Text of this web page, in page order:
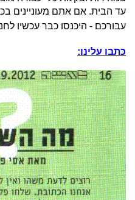
עד הבית. אם אתם מעוניינים
עבורכם - היכנסו כבר עכשיו
כתבו עלינו: